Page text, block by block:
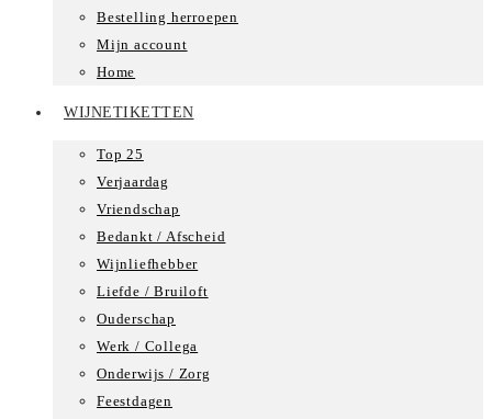
Bestelling herroepen
Mijn account
Home
WIJNETIKETTEN
Top 25
Verjaardag
Vriendschap
Bedankt / Afscheid
Wijnliefhebber
Liefde / Bruiloft
Ouderschap
Werk / Collega
Onderwijs / Zorg
Feestdagen